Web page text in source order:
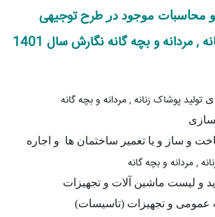
موجود در طرح توجیهی
, مردانه و بچه گانه نگارش سال 1401
تولید پوشاک زنانه , مردانه و بچه گانه
سازی
و ساز و یا تعمیر ساختمان ها و اجاره
, مردانه و بچه گانه
و لیست ماشین آلات و تجهیزات
عمومی و تجهیزات (تاسیسات)